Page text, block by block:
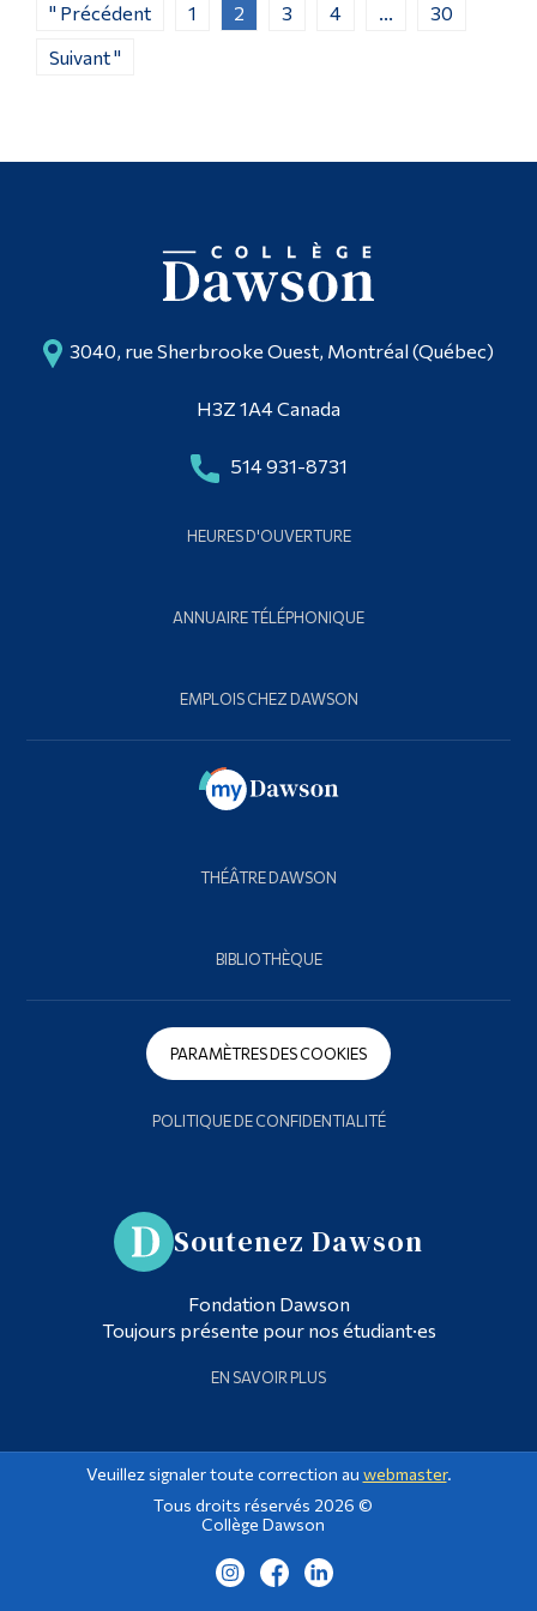
" Précédent 1 2 3 4 ...
30
Suivant "
3040, rue Sherbrooke Ouest, Montréal (Québec)
H3Z 1A4 Canada
514 931-8731
HEURES D'OUVERTURE
ANNUAIRE TÉLÉPHONIQUE
EMPLOIS CHEZ DAWSON
THÉÂTRE DAWSON
BIBLIOTHÈQUE
PARAMÈTRES DES COOKIES
POLITIQUE DE CONFIDENTIALITÉ
Soutenez Dawson
Fondation Dawson
Toujours présente pour nos étudiant·es
EN SAVOIR PLUS
Veuillez signaler toute correction au webmaster.
Tous droits réservés 2026 ©
Collège Dawson